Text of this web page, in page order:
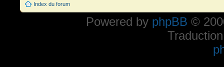
Index du forum
Powered by phpBB ©